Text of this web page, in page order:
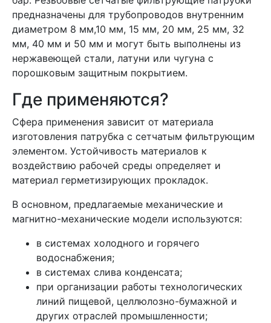
предназначены для трубопроводов внутренним
диаметром 8 мм,10 мм, 15 мм, 20 мм, 25 мм, 32
мм, 40 мм и 50 мм и могут быть выполнены из
нержавеющей стали, латуни или чугуна с
порошковым защитным покрытием.
Где применяются?
Сфера применения зависит от материала
изготовления патрубка с сетчатым фильтрующим
элементом. Устойчивость материалов к
воздействию рабочей среды определяет и
материал герметизирующих прокладок.
В основном, предлагаемые механические и
магнитно-механические модели используются:
в системах холодного и горячего
водоснабжения;
в системах слива конденсата;
при организации работы технологических
линий пищевой, целлюлозно-бумажной и
других отраслей промышленности;